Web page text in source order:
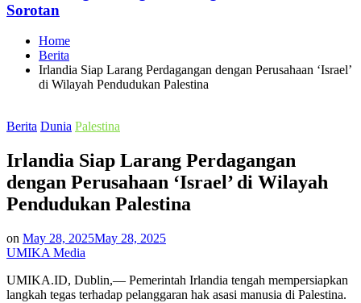
Sorotan
Home
Berita
Irlandia Siap Larang Perdagangan dengan Perusahaan ‘Israel’
di Wilayah Pendudukan Palestina
Posted
Berita Dunia Palestina
Irlandia Siap Larang Perdagangan
dengan Perusahaan ‘Israel’ di Wilayah
Pendudukan Palestina
on May 28, 2025May 28, 2025
UMIKA Media
UMIKA.ID, Dublin,— Pemerintah Irlandia tengah mempersiapkan
langkah tegas terhadap pelanggaran hak asasi manusia di Palestina.